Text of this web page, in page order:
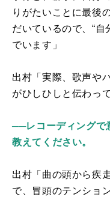
りがたいことに最後
だいているので、“自
でいます」
出村「実際、歌声や
がひしひしと伝わっ
──レコーディングで
教えてください。
出村「曲の頭から疾
で、冒頭のテンショ